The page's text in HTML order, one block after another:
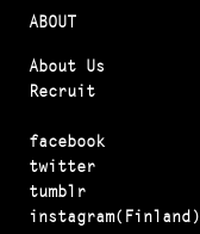
ABOUT
About Us
Recruit
facebook
twitter
tumblr
instagram(Finland)